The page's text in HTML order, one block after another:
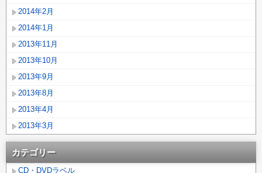
2014年2月
2014年1月
2013年11月
2013年10月
2013年9月
2013年8月
2013年4月
2013年3月
カテゴリー
CD・DVDラベル